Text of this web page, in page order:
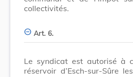
collectivités.
Art. 6.
Le syndicat est autorisé à
réservoir d’Esch-sur-Sûre